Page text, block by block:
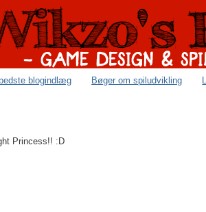
blogindlæg Bøger om spiludvikling
Princess!! :D